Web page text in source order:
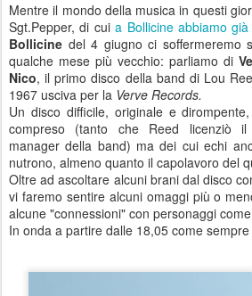
Mentre il mondo della musica in questi
Sgt.Pepper, di cuia Bollicine abbiamo
Bollicine del 4 giugno ci soffermeremo
qualche mese più vecchio: parliamo di
Nico, il primo disco della band di Lou
1967 usciva per la Verve Records.
Un disco difficile, originale e
compreso (tanto che Reed licenziò il
manager della band) ma dei cui echi
nutrono, almeno quanto il capolavoro del
Oltre ad ascoltare alcuni brani dal disco
vi faremo sentire alcuni omaggi più o
alcune "connessioni" con personaggi
In onda a partire dalle 18,05 come